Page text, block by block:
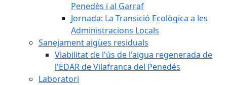
Penedès i al Garraf
Jornada: La Transició Ecològica a les
Administracions Locals
Sanejament aigües residuals
Viabilitat de l'ús de l'aigua regenerada de
l'EDAR de Vilafranca del Penedés
Laboratori